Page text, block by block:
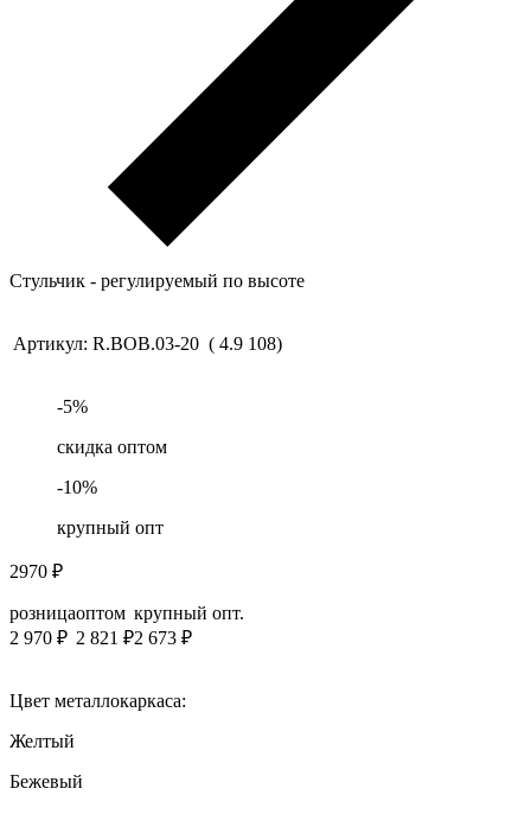
Стульчик - регулируемый по высоте
Артикул: R.BOB.03-20 ( 4.9 108)
-5%
скидка оптом
-10%
крупный опт
2970 ₽
розницаоптом крупный опт.
2 970 ₽ 2 821 ₽2 673 ₽
Цвет металлокаркаса:
Желтый
Бежевый